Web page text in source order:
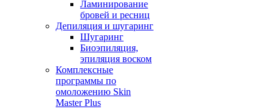
Ламинирование
бровей и ресниц
Депиляция и шугаринг
Шугаринг
Биоэпиляция,
эпиляция воском
Комплексные
программы по
омоложению Skin
Master Plus